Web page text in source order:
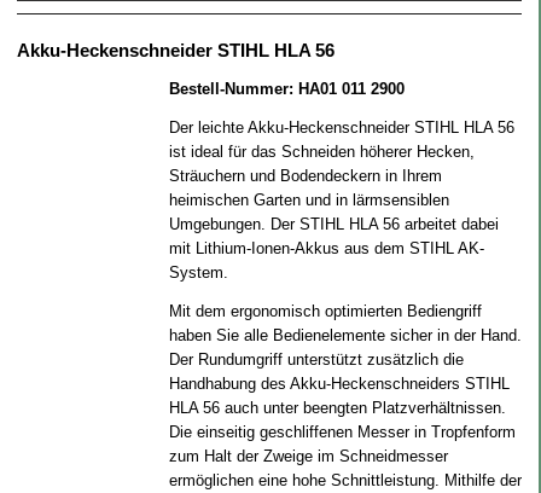
Akku-Heckenschneider STIHL HLA 56
Bestell-Nummer: HA01 011 2900
Der leichte Akku-Heckenschneider STIHL HLA 56
ist ideal für das Schneiden höherer Hecken,
Sträuchern und Bodendeckern in Ihrem
heimischen Garten und in lärmsensiblen
Umgebungen. Der STIHL HLA 56 arbeitet dabei
mit Lithium-Ionen-Akkus aus dem STIHL AK-
System.
Mit dem ergonomisch optimierten Bediengriff
haben Sie alle Bedienelemente sicher in der Hand.
Der Rundumgriff unterstützt zusätzlich die
Handhabung des Akku-Heckenschneiders STIHL
HLA 56 auch unter beengten Platzverhältnissen.
Die einseitig geschliffenen Messer in Tropfenform
zum Halt der Zweige im Schneidmesser
ermöglichen eine hohe Schnittleistung. Mithilfe der